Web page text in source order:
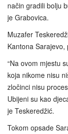
način gradili bolju
je Grabovica.
Muzafer
Kantona
“Na ovom mjestu
koja nikome nisu
zločinci nisu
Ubijeni su kao
je Teskeredžić.
Tokom opsade